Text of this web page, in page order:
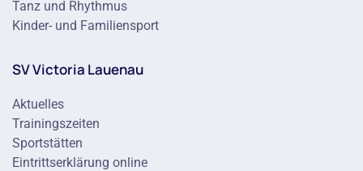
Tanz und Rhythmus
Kinder- und Familiensport
SV Victoria Lauenau
Aktuelles
Trainingszeiten
Sportstätten
Eintrittserklärung online